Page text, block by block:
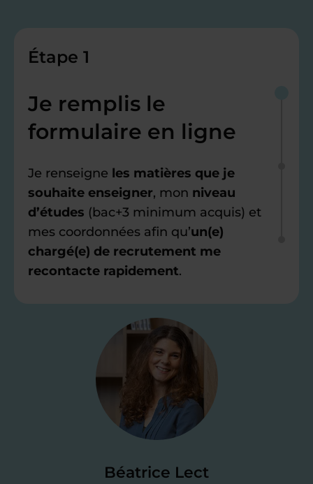
Béatrice Lect
Étape 1
Je remplis le
formulaire en ligne
Je renseigne les matières que je
souhaite enseigner, mon niveau
d’études (bac+3 minimum acquis) et
mes coordonnées afin qu’un(e)
chargé(e) de recrutement me
recontacte rapidement.
Je valide ma
candidature
test de 15 minutes
des programmes scolaires(et pouvoir